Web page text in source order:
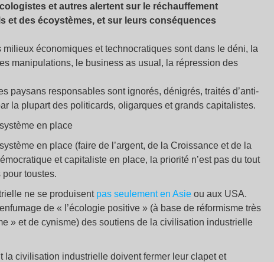
et autres alertent sur le réchauffement
et des écoystèmes, et sur leurs conséquences
économiques et technocratiques sont dans le déni, la
manipulations, le business as usual, la répression des
paysans responsables sont ignorés, dénigrés, traités d’anti-
la plupart des politicards, oligarques et grands capitalistes.
en place
en place (faire de l’argent, de la Croissance et de la
et capitaliste en place, la priorité n’est pas du tout
toustes.
ne se produisent pas seulement en Asie ou aux USA.
de « l’écologie positive » (à base de réformisme très
» et de cynisme) des soutiens de la civilisation industrielle
la civilisation industrielle doivent fermer leur clapet et